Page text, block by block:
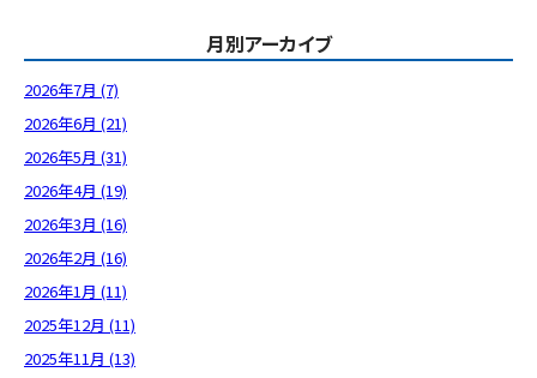
月別アーカイブ
2026年7月 (7)
2026年6月 (21)
2026年5月 (31)
2026年4月 (19)
2026年3月 (16)
2026年2月 (16)
2026年1月 (11)
2025年12月 (11)
2025年11月 (13)